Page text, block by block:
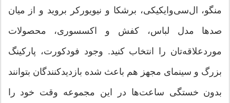
منگو، ال‌سی‌وایکیکی، برشکا و نیویورکر بروید و از میان
صدها مدل لباس، کفش و اکسسوری، محصولات
موردعلاقه‌تان را انتخاب کنید. وجود فودکورت، پارکینگ
بزرگ و سینمای مجهز هم باعث شده بازدیدکنندگان بتوانند
بدون خستگی ساعت‌ها در این مجموعه وقت خود را